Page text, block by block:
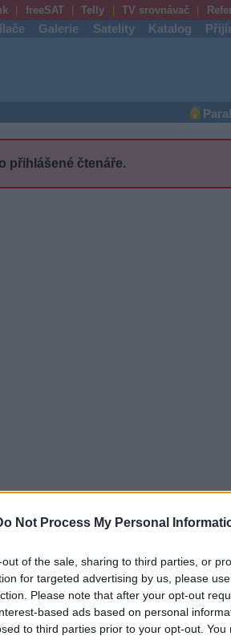
Not Process My Personal
of the sale, sharing to third parties, or
for targeted advertising by us, please
Please note that after your opt-out
based ads based on personal
to third parties prior to your opt-out.
freeSAT Telly TV srovnávač
Galerie Satelity Katalog
přihlášené čtenáře.